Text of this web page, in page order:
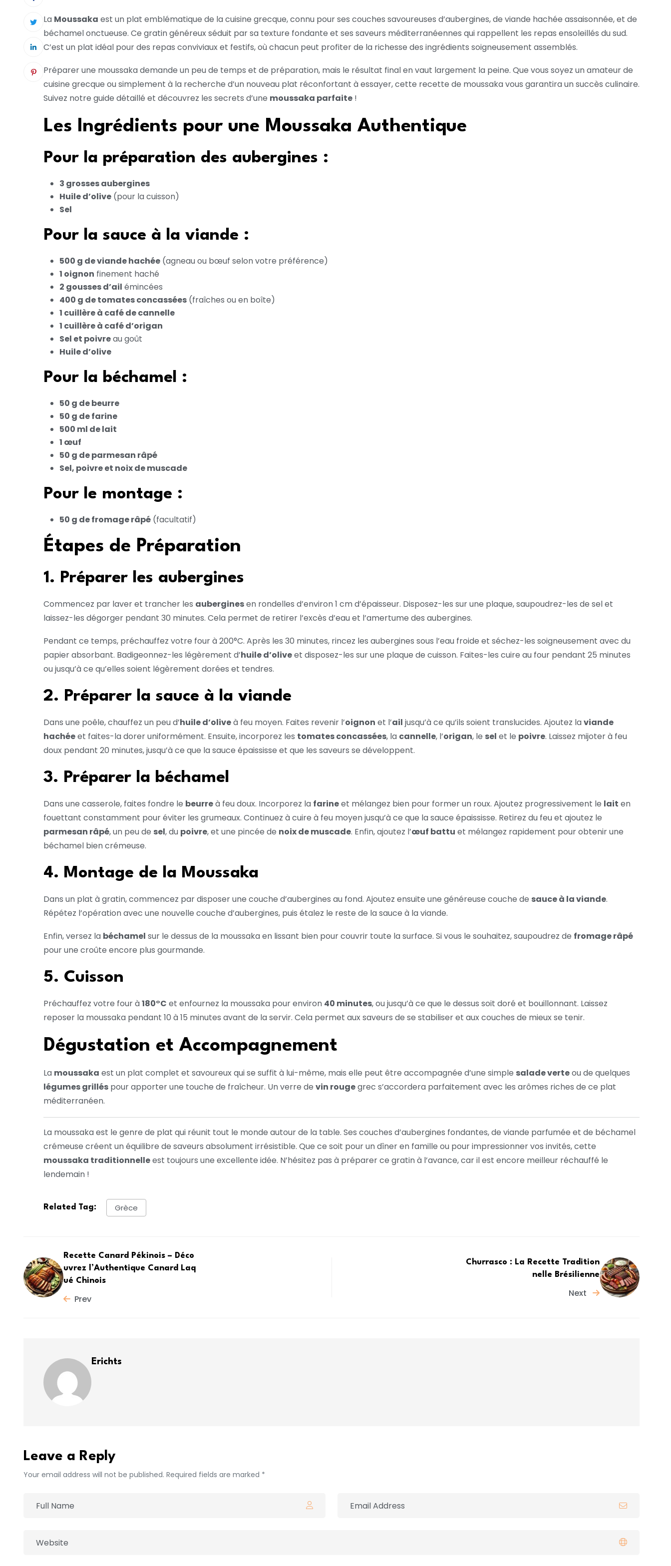
La Moussaka est un plat emblématique de la cuisine grecque, connu pour ses couches savoureuses d’aubergines, de viande hachée assaisonnée, et de
béchamel onctueuse. Ce gratin généreux séduit par sa texture fondante et ses saveurs méditerranéennes qui rappellent les repas ensoleillés du sud.
C’est un plat idéal pour des repas conviviaux et festifs, où chacun peut profiter de la richesse des ingrédients soigneusement assemblés.
Préparer une moussaka demande un peu de temps et de préparation, mais le résultat final en vaut largement la peine. Que vous soyez un amateur de
cuisine grecque ou simplement à la recherche d’un nouveau plat réconfortant à essayer, cette recette de moussaka vous garantira un succès culinaire.
Suivez notre guide détaillé et découvrez les secrets d’une moussaka parfaite !
Les Ingrédients pour une Moussaka Authentique
Pour la préparation des aubergines :
3 grosses aubergines
Huile d’olive (pour la cuisson)
Sel
Pour la sauce à la viande :
500 g de viande hachée (agneau ou bœuf selon votre préférence)
1 oignon finement haché
2 gousses d’ail émincées
400 g de tomates concassées (fraîches ou en boîte)
1 cuillère à café de cannelle
1 cuillère à café d’origan
Sel et poivreau goût
Huile d’olive
Pour la béchamel :
50 g de beurre
50 g de farine
500 ml de lait
1 œuf
50 g de parmesan râpé
Sel, poivre et noix de muscade
Pour le montage :
50 g de fromage râpé (facultatif)
Étapes de Préparation
1. Préparer les aubergines
Commencez par laver et trancher les auberginesen rondelles d’environ 1 cm d’épaisseur. Disposez-les sur une plaque, saupoudrez-les de sel et
laissez-les dégorger pendant 30 minutes. Cela permet de retirer l’excès d’eau et l’amertume des aubergines.
Pendant ce temps, préchauffez votre four à 200°C. Après les 30 minutes, rincez les aubergines sous l’eau froide et séchez-les soigneusement avec du
papier absorbant. Badigeonnez-les légèrement d’huile d’oliveet disposez-les sur une plaque de cuisson. Faites-les cuire au four pendant 25 minutes
ou jusqu’à ce qu’elles soient légèrement dorées et tendres.
2. Préparer la sauce à la viande
Dans une poêle, chauffez un peu d’huile d’oliveà feu moyen. Faites revenir l’oignon et l’ail jusqu’à ce qu’ils soient translucides. Ajoutez laviande
hachéeet faites-la dorer uniformément. Ensuite, incorporez les tomates concassées, la cannelle, l’origan, le sel et le poivre. Laissez mijoter à feu
doux pendant 20 minutes, jusqu’à ce que la sauce épaississe et que les saveurs se développent.
3. Préparer la béchamel
Dans une casserole, faites fondre le beurreà feu doux. Incorporez la farineet mélangez bien pour former un roux. Ajoutez progressivement le lait en
fouettant constamment pour éviter les grumeaux. Continuez à cuire à feu moyen jusqu’à ce que la sauce épaississe. Retirez du feu et ajoutez le
parmesan râpé, un peu de sel, du poivre, et une pincée de noix de muscade. Enfin, ajoutez l’œuf battu et mélangez rapidement pour obtenir une
béchamel bien crémeuse.
4. Montage de la Moussaka
Dans un plat à gratin, commencez par disposer une couche d’aubergines au fond. Ajoutez ensuite une généreuse couche de sauce à la viande.
Répétez l’opération avec une nouvelle couche d’aubergines, puis étalez le reste de la sauce à la viande.
Enfin, versez la béchamel sur le dessus de la moussaka en lissant bien pour couvrir toute la surface. Si vous le souhaitez, saupoudrez de fromage râpé
pour une croûte encore plus gourmande.
5. Cuisson
Préchauffez votre four à180°C et enfournez la moussaka pour environ 40 minutes, ou jusqu’à ce que le dessus soit doré et bouillonnant. Laissez
reposer la moussaka pendant 10 à 15 minutes avant de la servir. Cela permet aux saveurs de se stabiliser et aux couches de mieux se tenir.
Dégustation et Accompagnement
La moussaka est un plat complet et savoureux qui se suffit à lui-même, mais elle peut être accompagnée d’une simple salade verteou de quelques
légumes grillés pour apporter une touche de fraîcheur. Un verre de vin rougegrec s’accordera parfaitement avec les arômes riches de ce plat
méditerranéen.
La moussaka est le genre de plat qui réunit tout le monde autour de la table. Ses couches d’aubergines fondantes, de viande parfumée et de béchamel
crémeuse créent un équilibre de saveurs absolument irrésistible. Que ce soit pour un dîner en famille ou pour impressionner vos invités, cette
moussaka traditionnelleest toujours une excellente idée. N’hésitez pas à préparer ce gratin à l’avance, car il est encore meilleur réchauffé le
lendemain !
Related Tag: Grèce
Recette Canard Pékinois – Déco
uvrez l’Authentique Canard Laq
ué Chinois
Prev
Churrasco : La Recette Tradition
nelle Brésilienne
Next
Erichts
Leave a Reply
Your email address will not be published. Required fields are marked *